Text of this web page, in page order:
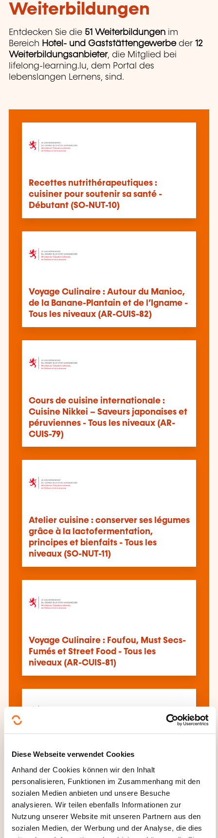
Diese Webseite verwendet Cookies
Anhand der Cookies können wir den Inhalt
personalisieren, Funktionen im Zusammenhang mit den
sozialen Medien anbieten und unsere Besuche
analysieren. Wir teilen ebenfalls Informationen zur
Nutzung unserer Website mit unseren Partnern aus den
sozialen Medien, der Werbung und der Analyse, die dies
Weiterbildungen
Entdecken Sie die 51 Weiterbildungen im
Bereich Hotel- und Gaststättengewerbeder 12
Weiterbildungsanbieter, die Mitglied bei
lifelong-learning.lu, dem Portal des
lebenslangen Lernens, sind.
Recettes nutrithérapeutiques :
cuisiner pour soutenir sa santé -
Débutant (SO-NUT-10)
Voyage Culinaire : Autour du Manioc,
de la Banane-Plantain et de l’Igname -
Tous les niveaux (AR-CUIS-82)
Cours de cuisine internationale :
Cuisine Nikkei – Saveurs japonaises et
péruviennes - Tous les niveaux (AR-
CUIS-79)
Atelier cuisine : conserver ses légumes
grâce à la lactofermentation,
principes et bienfaits - Tous les
niveaux (SO-NUT-11)
Voyage Culinaire : Foufou, Must Secs-
Fumés et Street Food - Tous les
niveaux (AR-CUIS-81)
Cuisine de Base : Techniques
Débutant (AR-CUIS-74)
Alle Weiterbildungen anzeigen